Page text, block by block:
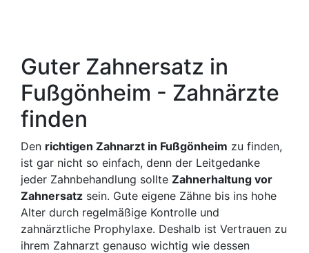
Guter Zahnersatz in
Fußgönheim - Zahnärzte
finden
Den richtigen Zahnarzt in Fußgönheim zu finden,
ist gar nicht so einfach, denn der Leitgedanke
jeder Zahnbehandlung sollte Zahnerhaltung vor
Zahnersatz sein. Gute eigene Zähne bis ins hohe
Alter durch regelmäßige Kontrolle und
zahnärztliche Prophylaxe. Deshalb ist Vertrauen zu
ihrem Zahnarzt genauso wichtig wie dessen